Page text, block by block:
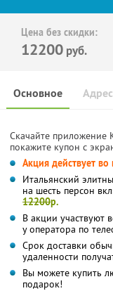
Цена без скидки:
12200 руб.
Основное
Скачайте приложение
покажите купон с
Акция действует
Итальянский
на шесть персон
12200р.
В акции участвуют
у оператора по
Срок доставки
удаленности
Вы можете купить
подарок!